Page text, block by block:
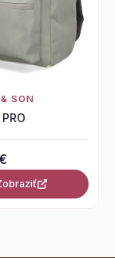
SON